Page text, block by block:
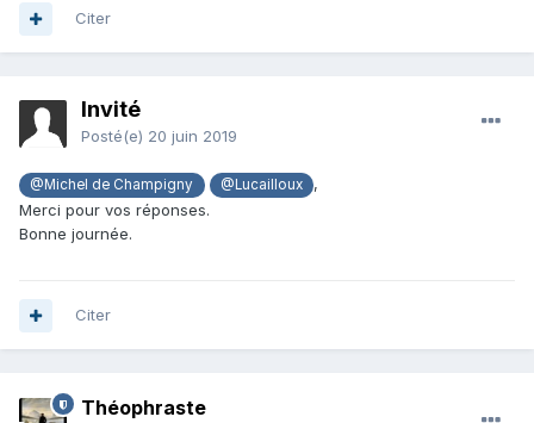
Citer
Invité
Posté(e) 20 juin 2019
@Michel de Champigny @Lucailloux
,
Merci pour vos réponses.
Bonne journée.
Citer
Théophraste